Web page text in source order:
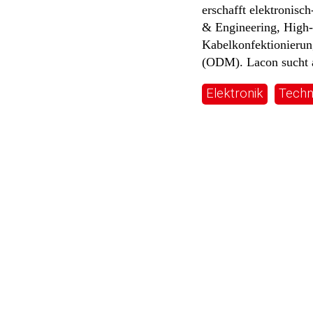
erschafft
& Engineering,
(ODM). Lacon sucht
Elektronik